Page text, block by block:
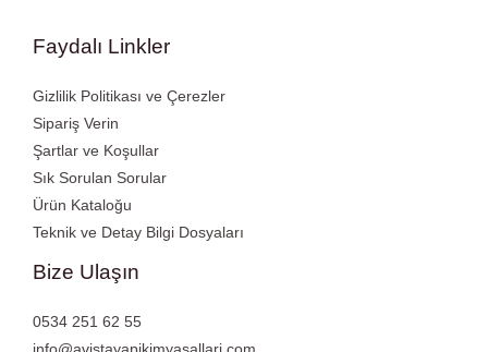
Faydalı Linkler
Gizlilik Politikası ve Çerezler
Sipariş Verin
Şartlar ve Koşullar
Sık Sorulan Sorular
Ürün Kataloğu
Teknik ve Detay Bilgi Dosyaları
Bize Ulaşın
0534 251 62 55